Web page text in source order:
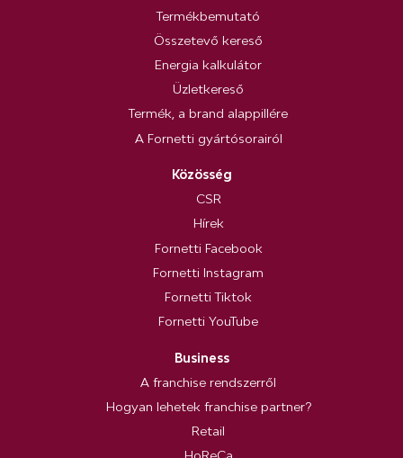
Termékbemutató
Összetevő kereső
Energia kalkulátor
Üzletkereső
Termék, a brand alappillére
A Fornetti gyártósorairól
Közösség
CSR
Hírek
Fornetti Facebook
Fornetti Instagram
Fornetti Tiktok
Fornetti YouTube
Business
A franchise rendszerről
Hogyan lehetek franchise partner?
Retail